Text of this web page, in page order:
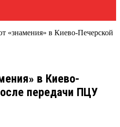
«знамения» в Киево-Печерской
в Киево-
передачи ПЦУ